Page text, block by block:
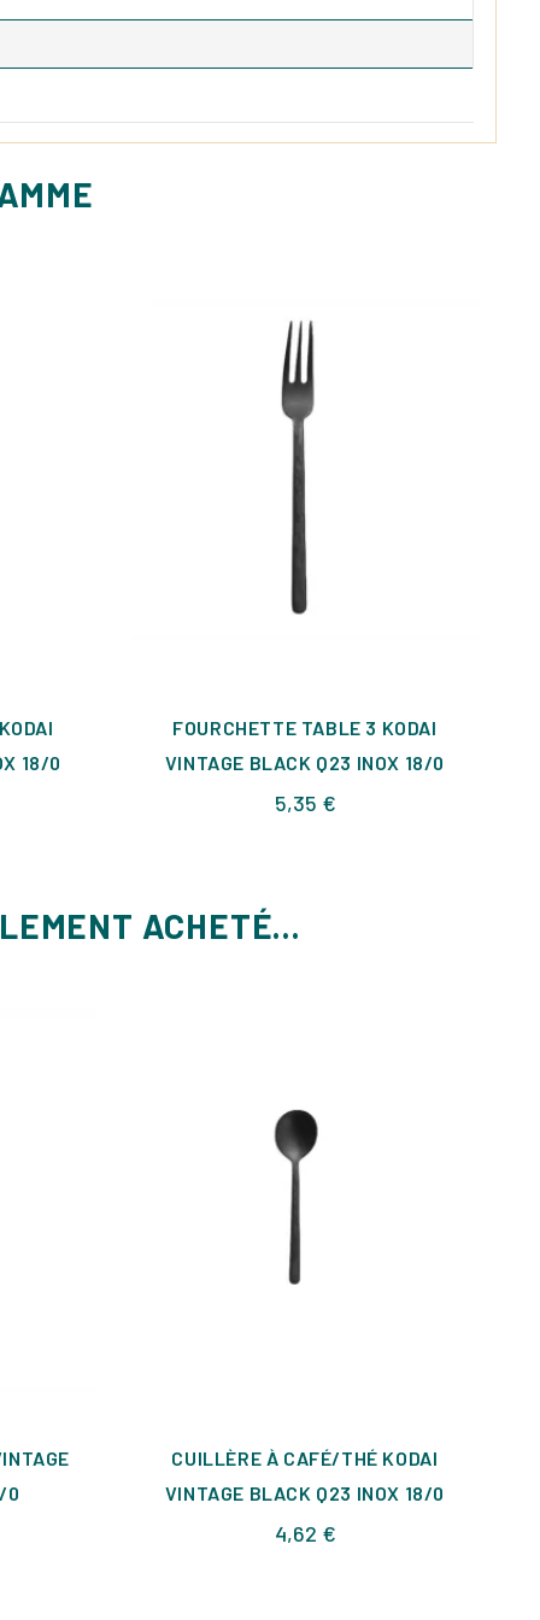
18/0
FOURCHETTE TABLE 3 KODAI
VINTAGE BLACK Q23 INOX 18/0
5,35 €Prix
ACHETÉ...
0
CUILLÈRE À CAFÉ/THÉ KODAI
VINTAGE BLACK Q23 INOX 18/0
4,62 €Prix